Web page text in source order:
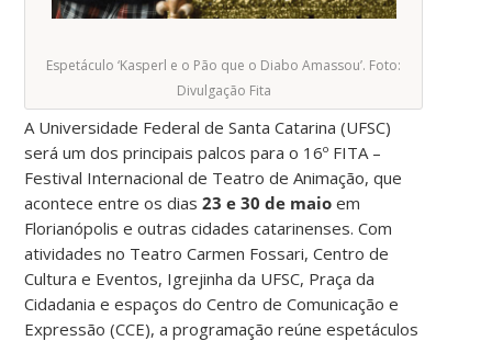
Espetáculo ‘Kasperl e o Pão que o Diabo Amassou’. Foto:
Divulgação Fita
A Universidade Federal de Santa Catarina (UFSC)
será um dos principais palcos para o 16º FITA –
Festival Internacional de Teatro de Animação, que
acontece entre os dias23 e 30 de maio em
Florianópolis e outras cidades catarinenses. Com
atividades no Teatro Carmen Fossari, Centro de
Cultura e Eventos, Igrejinha da UFSC, Praça da
Cidadania e espaços do Centro de Comunicação e
Expressão (CCE), a programação reúne espetáculos